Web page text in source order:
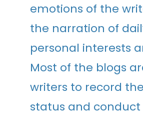
emotions of the
the narration of
personal interests
Most of the blogs
writers to record
status and conduct